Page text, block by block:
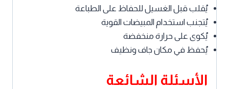
يُقلب قبل الغسيل للحفاظ على الطباعة
يُتجنب استخدام المبيضات القوية
يُكوى على حرارة منخفضة
يُحفظ في مكان جاف ونظيف
الأسئلة الشائعة